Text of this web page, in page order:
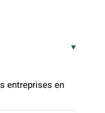
entreprises en